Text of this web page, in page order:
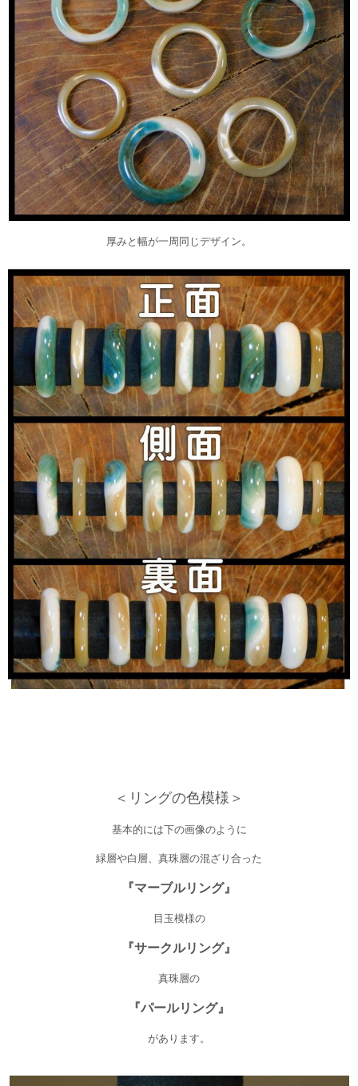
厚みと幅が一周同じデザイン。
＜リングの色模様＞
基本的には下の画像のように
緑層や白層、真珠層の混ざり合った
『マーブルリング』
目玉模様の
『サークルリング』
真珠層の
『パールリング』
があります。